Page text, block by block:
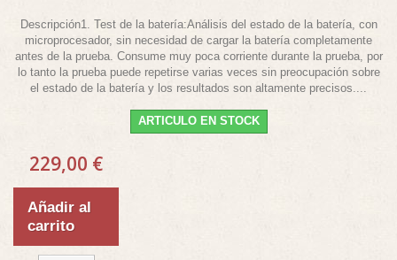
Descripción1. Test de la batería:Análisis del estado de la batería, con
microprocesador, sin necesidad de cargar la batería completamente
antes de la prueba. Consume muy poca corriente durante la prueba, por
lo tanto la prueba puede repetirse varias veces sin preocupación sobre
el estado de la batería y los resultados son altamente precisos....
ARTICULO EN STOCK
229,00 €
Añadir al
carrito